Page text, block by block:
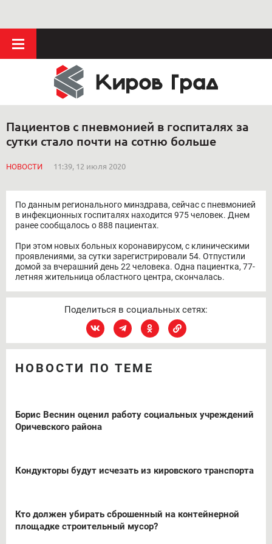
Пациентов с пневмонией в госпиталях за
сутки стало почти на сотню больше
НОВОСТИ 11:39, 12 июля 2020
По данным регионального минздрава, сейчас с пневмонией
в инфекционных госпиталях находится 975 человек. Днем
ранее сообщалось о 888 пациентах.
При этом новых больных коронавирусом, с клиническими
проявлениями, за сутки зарегистрировали 54. Отпустили
домой за вчерашний день 22 человека. Одна пациентка, 77-
летняя жительница областного центра, скончалась.
Поделиться в социальных сетях:
НОВОСТИ ПО ТЕМЕ
Борис Веснин оценил работу социальных учреждений
Оричевского района
Кондукторы будут исчезать из кировского транспорта
Кто должен убирать сброшенный на контейнерной
площадке строительный мусор?